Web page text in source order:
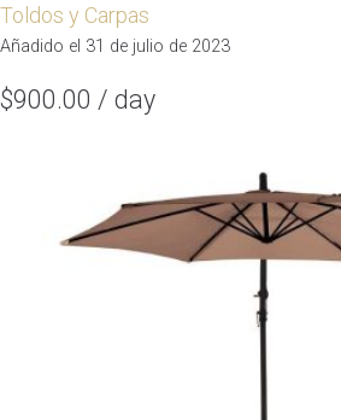
Toldos y Carpas
Añadido el 31 de julio de 2023
$900.00 / day